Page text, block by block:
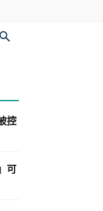
控
可